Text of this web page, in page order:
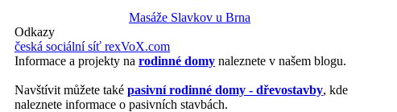
Masáže Slavkov u Brna
Odkazy
česká sociální síť rexVoX.com
Informace a projekty na rodinné domy naleznete v našem blogu.
Navštívit můžete také pasivní rodinné domy - dřevostavby, kde
naleznete informace o pasivních stavbách.